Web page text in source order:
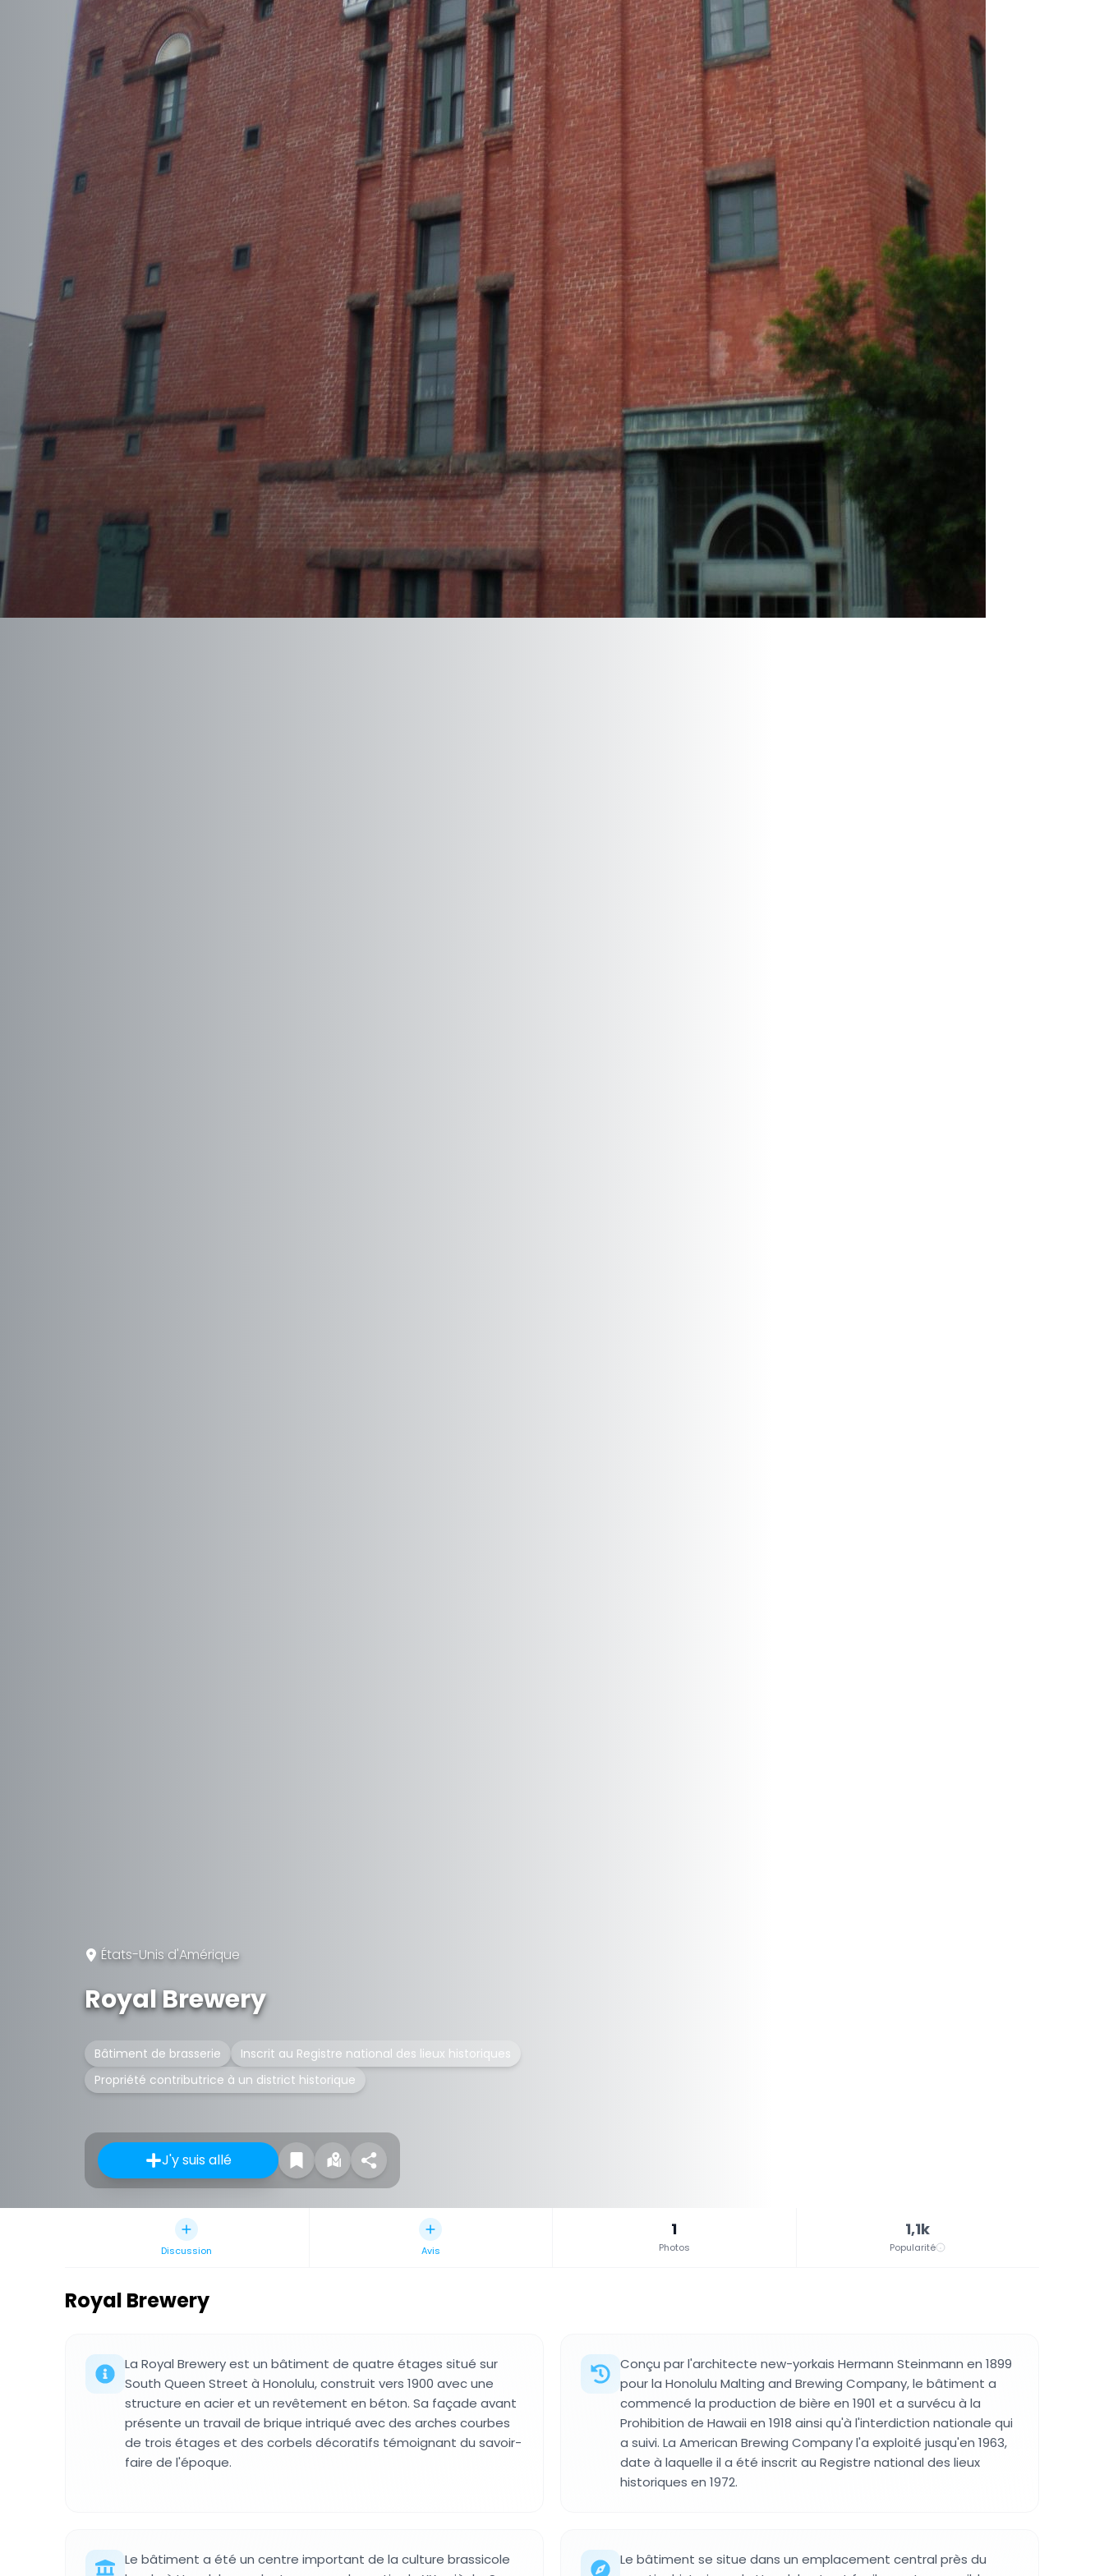
États-Unis d'Amérique
Royal Brewery
Bâtiment de brasserie
Inscrit au Registre national des lieux historiques
Propriété contributrice à un district historique
J'y suis allé
Discussion Avis
1
Photos
1,1k
Popularité
Royal Brewery
La Royal Brewery est un bâtiment de quatre étages situé sur
South Queen Street à Honolulu, construit vers 1900 avec une
structure en acier et un revêtement en béton. Sa façade avant
présente un travail de brique intriqué avec des arches courbes
de trois étages et des corbels décoratifs témoignant du savoir-
faire de l'époque.
Conçu par l'architecte new-yorkais Hermann Steinmann en 1899
pour la Honolulu Malting and Brewing Company, le bâtiment a
commencé la production de bière en 1901 et a survécu à la
Prohibition de Hawaii en 1918 ainsi qu'à l'interdiction nationale qui
a suivi. La American Brewing Company l'a exploité jusqu'en 1963,
date à laquelle il a été inscrit au Registre national des lieux
historiques en 1972.
Le bâtiment a été un centre important de la culture brassicole
Le bâtiment se situe dans un emplacement central près du